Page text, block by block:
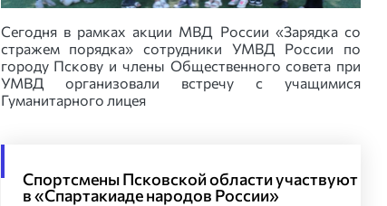
Сегодня в рамках акции МВД России «Зарядка со
стражем порядка» сотрудники УМВД России по
городу Пскову и члены Общественного совета при
УМВД организовали встречу с учащимися
Гуманитарного лицея
Спортсмены Псковской области участвуют
в «Спартакиаде народов России»